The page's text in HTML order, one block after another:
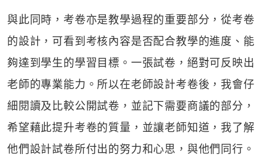
與此同時，考卷亦是教學過程的重要部分，從考卷
的設計，可看到考核內容是否配合教學的進度、能
夠達到學生的學習目標。一張試卷，絕對可反映出
老師的專業能力。所以在老師設計考卷後，我會仔
細閱讀及比較公開試卷，並記下需要商議的部分，
希望藉此提升考卷的質量，並讓老師知道，我了解
他們設計試卷所付出的努力和心思，與他們同行。